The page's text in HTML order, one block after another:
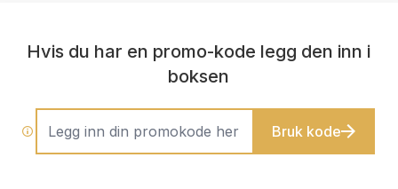
Hvis du har en promo-kode legg den inn i
boksen
Bruk kode